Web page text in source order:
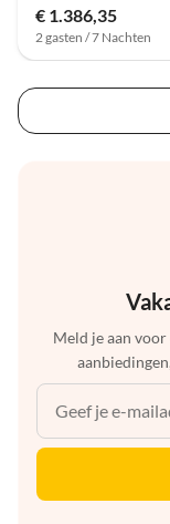
€ 1.386,35
2 gasten / 7 Nachten
Meld je aan